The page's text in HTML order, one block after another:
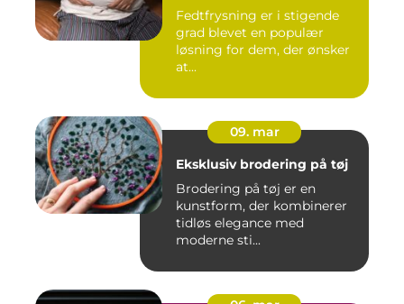
Fedtfrysning er i stigende
grad blevet en populær
løsning for dem, der ønsker
at...
09. mar
Eksklusiv brodering på tøj
Brodering på tøj er en
kunstform, der kombinerer
tidløs elegance med
moderne sti...